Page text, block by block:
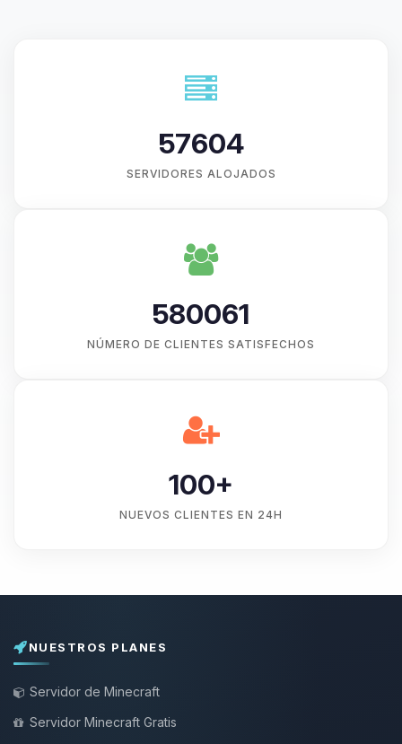
57604
SERVIDORES ALOJADOS
580061
NÚMERO DE CLIENTES SATISFECHOS
100+
NUEVOS CLIENTES EN 24H
NUESTROS PLANES
Servidor de Minecraft
Servidor Minecraft Gratis